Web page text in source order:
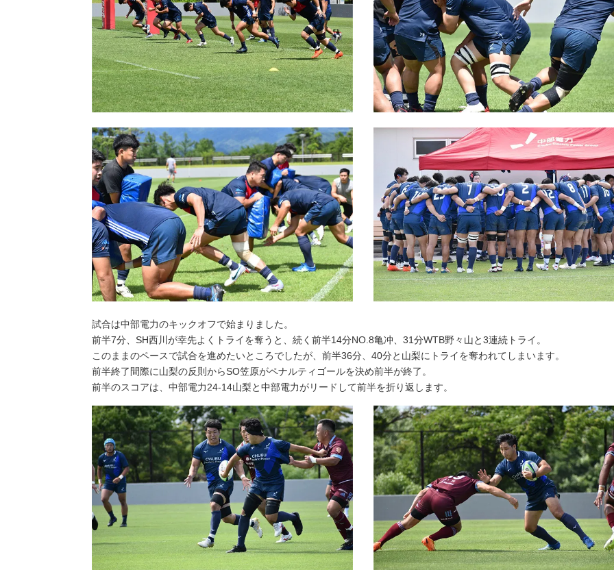
試合は中部電力のキックオフで始まりました。
前半7分、SH西川が幸先よくトライを奪うと、続く前半14分NO.8亀冲、31分WTB野々山と3連続トライ。
このままのペースで試合を進めたいところでしたが、前半36分、40分と山梨にトライを奪われてしまいます。
前半終了間際に山梨の反則からSO笠原がペナルティゴールを決め前半が終了。
前半のスコアは、中部電力24-14山梨と中部電力がリードして前半を折り返します。